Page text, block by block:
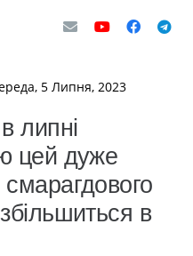
5 Липня, 2023
липні
цей дуже
в